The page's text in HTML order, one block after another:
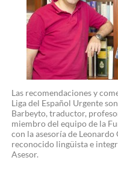
Las recomendaciones y
Liga del Español Urgente
Barbeyto, traductor,
miembro del equipo de la
con la asesoría de Leonardo
reconocido lingüista e
Asesor.